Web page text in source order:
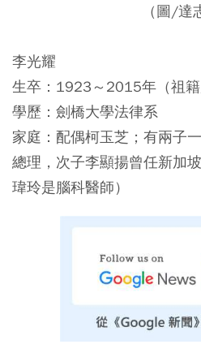
（圖/達
李光耀
生卒：1923～2015年（祖籍
學歷：劍橋大學法律系
家庭：配偶柯玉芝；有兩子
總理，次子李顯揚曾任新加
瑋玲是腦科醫師）